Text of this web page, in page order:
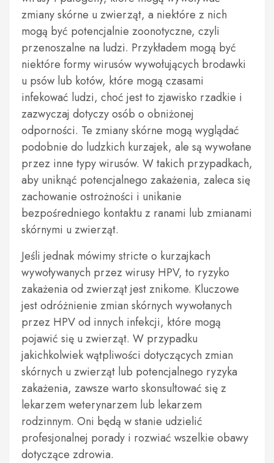
zmiany skórne u zwierząt, a niektóre z nich
mogą być potencjalnie zoonotyczne, czyli
przenoszalne na ludzi. Przykładem mogą być
niektóre formy wirusów wywołujących brodawki
u psów lub kotów, które mogą czasami
infekować ludzi, choć jest to zjawisko rzadkie i
zazwyczaj dotyczy osób o obniżonej
odporności. Te zmiany skórne mogą wyglądać
podobnie do ludzkich kurzajek, ale są wywołane
przez inne typy wirusów. W takich przypadkach,
aby uniknąć potencjalnego zakażenia, zaleca się
zachowanie ostrożności i unikanie
bezpośredniego kontaktu z ranami lub zmianami
skórnymi u zwierząt.
Jeśli jednak mówimy stricte o kurzajkach
wywoływanych przez wirusy HPV, to ryzyko
zakażenia od zwierząt jest znikome. Kluczowe
jest odróżnienie zmian skórnych wywołanych
przez HPV od innych infekcji, które mogą
pojawić się u zwierząt. W przypadku
jakichkolwiek wątpliwości dotyczących zmian
skórnych u zwierząt lub potencjalnego ryzyka
zakażenia, zawsze warto skonsultować się z
lekarzem weterynarzem lub lekarzem
rodzinnym. Oni będą w stanie udzielić
profesjonalnej porady i rozwiać wszelkie obawy
dotyczące zdrowia.